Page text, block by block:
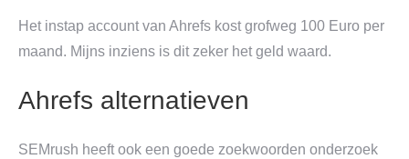
Het instap account van Ahrefs kost grofweg 100 Euro per
maand. Mijns inziens is dit zeker het geld waard.
Ahrefs alternatieven
SEMrush heeft ook een goede zoekwoorden onderzoek